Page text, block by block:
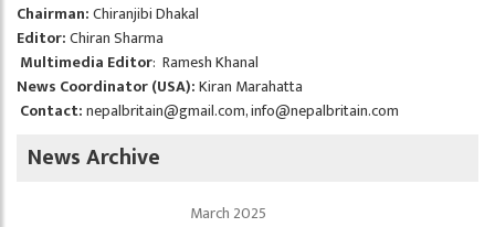
Chairman:Chiranjibi Dhakal
Editor:Chiran Sharma
Multimedia Editor: Ramesh Khanal
News Coordinator (USA):Kiran Marahatta
Contact:nepalbritain@gmail.com,info@nepalbritain.com
News Archive
March 2025